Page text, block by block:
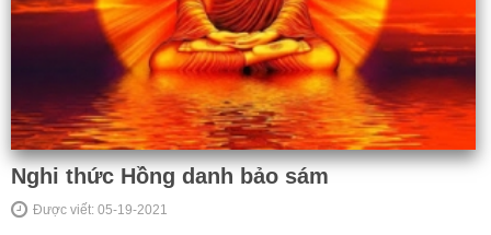
Nghi thức Hồng danh bảo sám
Được viết: 05-19-2021